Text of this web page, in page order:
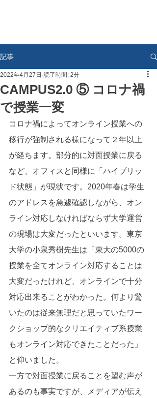
記事
CAMPUS2.0 ⑤ コロナ禍
で授業一変
2022年4月27日 読了時間: 2分
コロナ禍によってオンライン授業への
移行が強制される様になって２年以上
が経ちます。部分的に対面授業に戻る
など、オフィスと同様に「ハイブリッ
ド状態」が現状です。2020年春は学生
のアドレスを急遽確認しながら、オン
ライン対応しなければならず大学運営
の現場は大変だったといいます。東京
大学の小泉秀樹先生は「東大の5000の
授業を全てオンライン対応することは
大変だったけれど、オンラインで十分
対応出来ることがわかった。何より驚
いたのは従来無理だと思っていたワー
クショップ的なクリエイティブ系授業
もオンライン対応できたことだった」
と仰いました。
一方で対面授業に戻ることを望む声が
あるのも事実ですが、メディアが伝え